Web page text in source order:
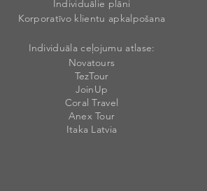
Individuālie plāni
Korporatīvo klientu apkalpošana
Individuāla ceļojumu atlase:
Novatours
TezTour
JoinUp
Coral Travel
Anex Tour
Itaka Latvia